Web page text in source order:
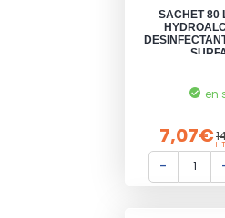
SACHET 80
en
7,07€